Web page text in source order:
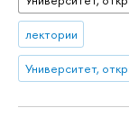
лектории
Университет,